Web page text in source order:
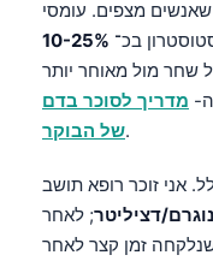
מצפים. עומסי
בכ־ 10-25%
שחר מול מאוחר יותר
ה- מדריך לסוכר בדם
של הבוקר.
אני זוכר רופא תושב
; לאחר
זמן קצר לאחר